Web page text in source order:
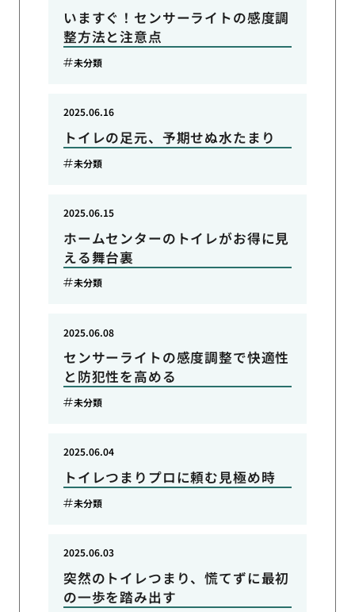
いますぐ！センサーライトの感度調
整方法と注意点
未分類
トイレの足元、予期せぬ水たまり
2025.06.16
未分類
ホームセンターのトイレがお得に見
える舞台裏
2025.06.15
未分類
センサーライトの感度調整で快適性
と防犯性を高める
2025.06.08
未分類
トイレつまりプロに頼む見極め時
2025.06.04
未分類
突然のトイレつまり、慌てずに最初
の一歩を踏み出す
2025.06.03